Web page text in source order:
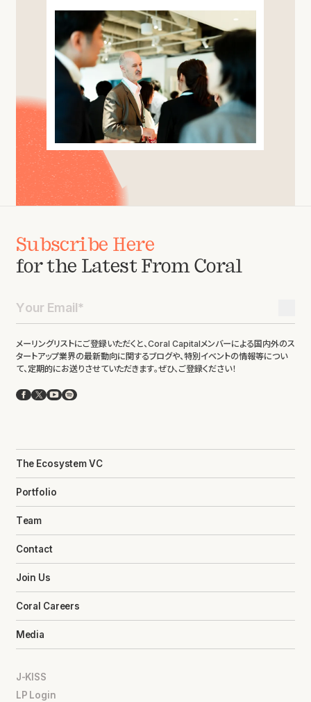
Subscribe Here
for the Latest From Coral
メーリングリストにご登録いただくと、Coral Capitalメンバーによる国内外のス
タートアップ業界の最新動向に関するブログや、特別イベントの情報等につい
て、定期的にお送りさせていただきます。ぜひ、ご登録ください！
Facebook
X YouTube
Spotify
The Ecosystem VC
Portfolio
Team
Contact
Join Us
Coral Careers
Media
J-KISS
LP Login